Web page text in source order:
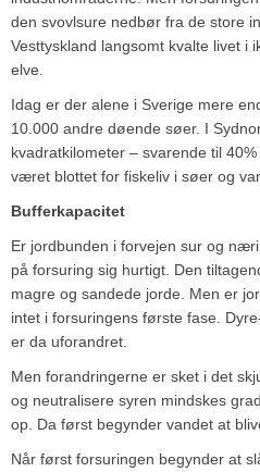
den svovlsure nedbør fra de store
Vesttyskland langsomt kvalte livet i
elve.
Idag er der alene i Sverige mere
10.000 andre døende søer. I
kvadratkilometer – svarende til
været blottet for fiskeliv i søer og
Bufferkapacitet
Er jordbunden i forvejen sur og
på forsuring sig hurtigt. Den
magre og sandede jorde. Men er
intet i forsuringens første fase.
er da uforandret.
Men forandringerne er sket i det
og neutralisere syren mindskes
op. Da først begynder vandet at
Når først forsuringen begynder at